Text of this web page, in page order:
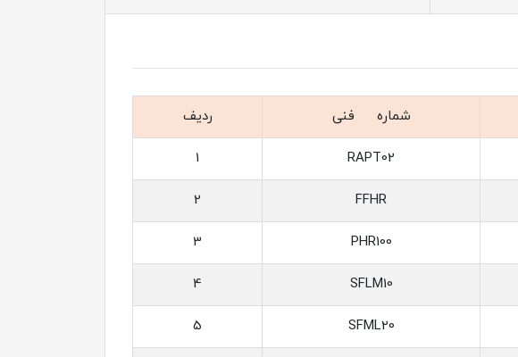
شماره فنی ردیف
RAPT02
1
FFHR
2
PHR100
3
SFLM10
4
SFML20
5